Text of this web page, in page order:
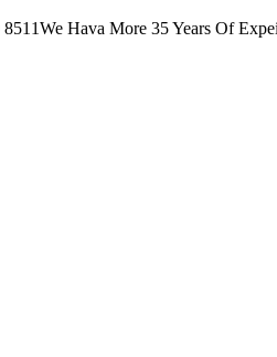
We Hava More 35 Years Of